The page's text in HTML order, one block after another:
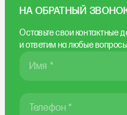
НА ОБРАТНЫЙ
Оставьте свои контактные
и ответим на любые
Имя *
Телефон *